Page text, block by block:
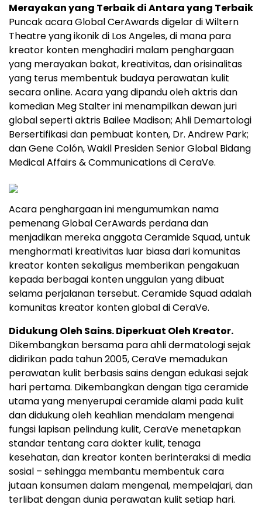
Merayakan yang Terbaik di Antara yang Terbaik
Puncak acara Global CerAwards digelar di Wiltern
Theatre yang ikonik di Los Angeles, di mana para
kreator konten menghadiri malam penghargaan
yang merayakan bakat, kreativitas, dan orisinalitas
yang terus membentuk budaya perawatan kulit
secara online. Acara yang dipandu oleh aktris dan
komedian Meg Stalter ini menampilkan dewan juri
global seperti aktris Bailee Madison; Ahli Demartologi
Bersertifikasi dan pembuat konten, Dr. Andrew Park;
dan Gene Colón, Wakil Presiden Senior Global Bidang
Medical Affairs & Communications di CeraVe.
Acara penghargaan ini mengumumkan nama
pemenang Global CerAwards perdana dan
menjadikan mereka anggota Ceramide Squad, untuk
menghormati kreativitas luar biasa dari komunitas
kreator konten sekaligus memberikan pengakuan
kepada berbagai konten unggulan yang dibuat
selama perjalanan tersebut. Ceramide Squad adalah
komunitas kreator konten global di CeraVe.
Didukung Oleh Sains. Diperkuat Oleh Kreator.
Dikembangkan bersama para ahli dermatologi sejak
didirikan pada tahun 2005, CeraVe memadukan
perawatan kulit berbasis sains dengan edukasi sejak
hari pertama. Dikembangkan dengan tiga ceramide
utama yang menyerupai ceramide alami pada kulit
dan didukung oleh keahlian mendalam mengenai
fungsi lapisan pelindung kulit, CeraVe menetapkan
standar tentang cara dokter kulit, tenaga
kesehatan, dan kreator konten berinteraksi di media
sosial – sehingga membantu membentuk cara
jutaan konsumen dalam mengenal, mempelajari, dan
terlibat dengan dunia perawatan kulit setiap hari.